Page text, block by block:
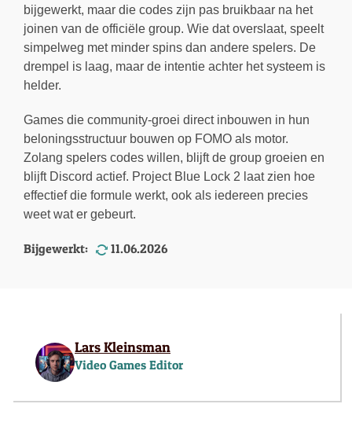
bijgewerkt, maar die codes zijn pas bruikbaar na het
joinen van de officiële group. Wie dat overslaat, speelt
simpelweg met minder spins dan andere spelers. De
drempel is laag, maar de intentie achter het systeem is
helder.
Games die community-groei direct inbouwen in hun
beloningsstructuur bouwen op FOMO als motor.
Zolang spelers codes willen, blijft de group groeien en
blijft Discord actief. Project Blue Lock 2 laat zien hoe
effectief die formule werkt, ook als iedereen precies
weet wat er gebeurt.
Bijgewerkt: 11.06.2026
Lars Kleinsman
Video Games Editor